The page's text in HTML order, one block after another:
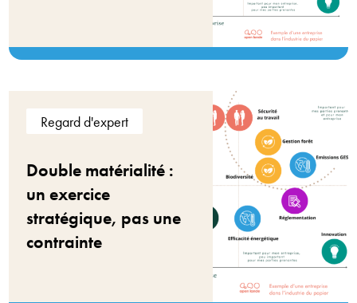
Regard d'expert
Double matérialité :
un exercice
stratégique, pas une
contrainte